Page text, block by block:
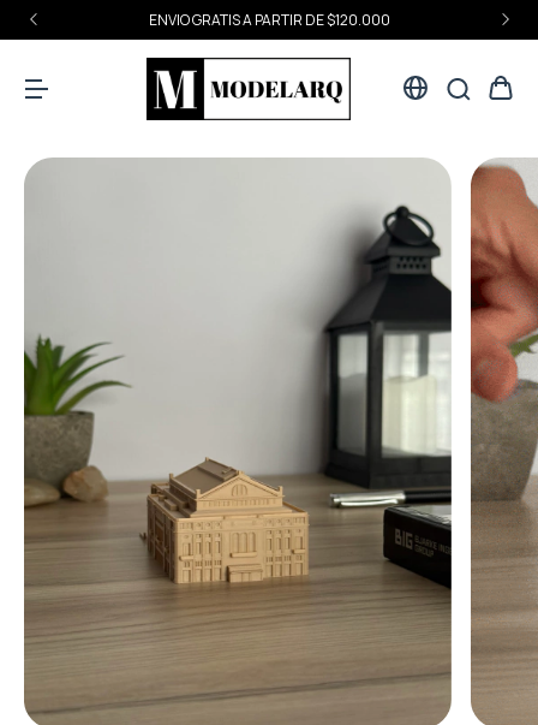
ENVIO GRATIS A PARTIR DE $120.000